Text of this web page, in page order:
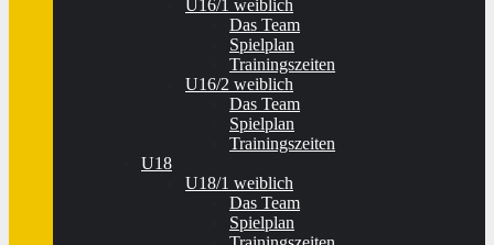
U16/1 weiblich
Das Team
Spielplan
Trainingszeiten
U16/2 weiblich
Das Team
Spielplan
Trainingszeiten
U18
U18/1 weiblich
Das Team
Spielplan